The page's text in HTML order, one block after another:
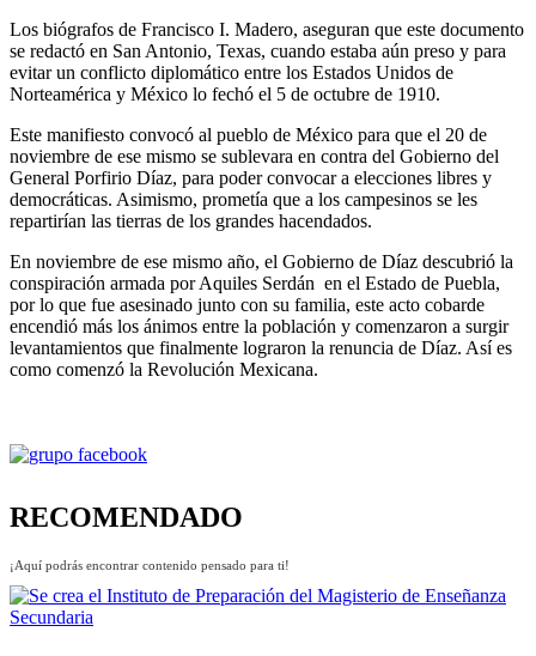
Los biógrafos de Francisco I. Madero, aseguran que este documento
se redactó en San Antonio, Texas, cuando estaba aún preso y para
evitar un conflicto diplomático entre los Estados Unidos de
Norteamérica y México lo fechó el 5 de octubre de 1910.
Este manifiesto convocó al pueblo de México para que el 20 de
noviembre de ese mismo se sublevara en contra del Gobierno del
General Porfirio Díaz, para poder convocar a elecciones libres y
democráticas. Asimismo, prometía que a los campesinos se les
repartirían las tierras de los grandes hacendados.
En noviembre de ese mismo año, el Gobierno de Díaz descubrió la
conspiración armada por Aquiles Serdán en el Estado de Puebla,
por lo que fue asesinado junto con su familia, este acto cobarde
encendió más los ánimos entre la población y comenzaron a surgir
levantamientos que finalmente lograron la renuncia de Díaz. Así es
como comenzó la Revolución Mexicana.
RECOMENDADO
¡Aquí podrás encontrar contenido pensado para ti!